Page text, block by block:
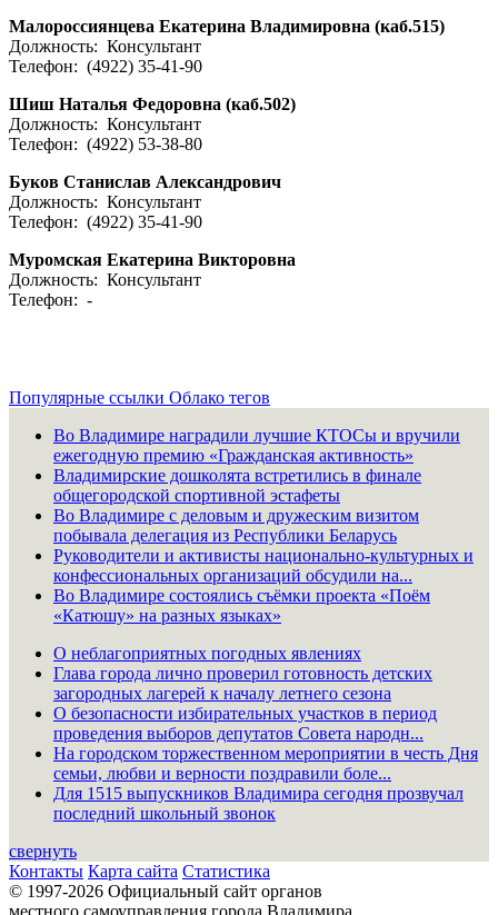
Малороссиянцева Екатерина Владимировна (каб.515)
Должность: Консультант
Телефон: (4922) 35-41-90
Шиш Наталья Федоровна (каб.502)
Должность: Консультант
Телефон: (4922) 53-38-80
Буков Станислав Александрович
Должность: Консультант
Телефон: (4922) 35-41-90
Муромская Екатерина Викторовна
Должность: Консультант
Телефон: -
Популярные ссылки Облако тегов
Во Владимире наградили лучшие КТОСы и вручили
ежегодную премию «Гражданская активность»
Владимирские дошколята встретились в финале
общегородской спортивной эстафеты
Во Владимире с деловым и дружеским визитом
побывала делегация из Республики Беларусь
Руководители и активисты национально-культурных и
конфессиональных организаций обсудили на...
Во Владимире состоялись съёмки проекта «Поём
«Катюшу» на разных языках»
О неблагоприятных погодных явлениях
Глава города лично проверил готовность детских
загородных лагерей к началу летнего сезона
О безопасности избирательных участков в период
проведения выборов депутатов Совета народн...
На городском торжественном мероприятии в честь Дня
семьи, любви и верности поздравили боле...
Для 1515 выпускников Владимира сегодня прозвучал
последний школьный звонок
свернуть
Контакты Карта сайта Статистика
© 1997-2026 Официальный сайт органов
местного самоуправления города Владимира